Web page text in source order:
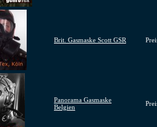
Brit. Gasmaske Scott GSR
Panorama Gasmaske
Belgien